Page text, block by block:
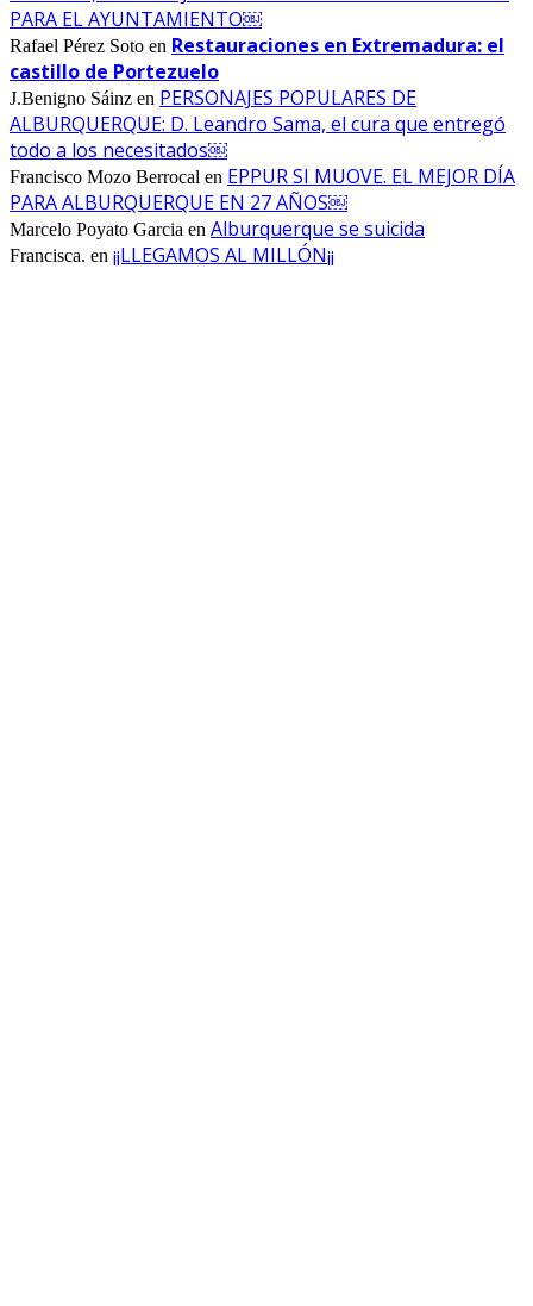
PARA EL AYUNTAMIENTO￼
Rafael Pérez Soto en Restauraciones en Extremadura: el
castillo de Portezuelo
J.Benigno Sáinz en PERSONAJES POPULARES DE
ALBURQUERQUE: D. Leandro Sama, el cura que entregó
todo a los necesitados￼
Francisco Mozo Berrocal en EPPUR SI MUOVE. EL MEJOR DÍA
PARA ALBURQUERQUE EN 27 AÑOS￼
Marcelo Poyato Garcia en Alburquerque se suicida
Francisca. en ¡¡LLEGAMOS AL MILLÓN¡¡